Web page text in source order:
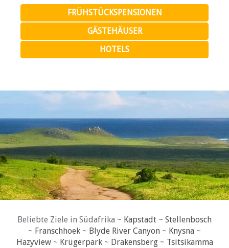
FRÜHSTÜCKSPENSIONEN
GÄSTEHÄUSER
HOTELS
Beliebte Ziele in Südafrika ~ Kapstadt ~ Stellenbosch
~ Franschhoek ~ Blyde River Canyon ~ Knysna ~
Hazyview~ Krügerpark~ Drakensberg~ Tsitsikamma